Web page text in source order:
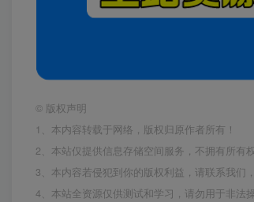
© 版权声明
1、本内容转载于网络，版权归原作者所有！
2、本站仅提供信息存储空间服务，不拥有所有
3、本内容若侵犯到你的版权利益，请联系我们
4、本站全资源仅供测试和学习，请勿用于非法